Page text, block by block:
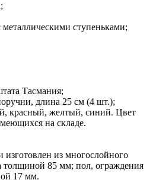
металлическими ступеньками;
Тасмания;
длина 25 см (4 шт.);
красный, желтый, синий. Цвет
на складе.
из многослойного
толщиной 85 мм; пол, ограждения
17 мм.